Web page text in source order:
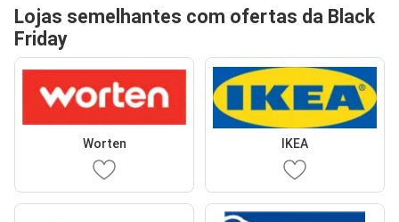
Lojas semelhantes com ofertas da Black
Friday
Worten IKEA